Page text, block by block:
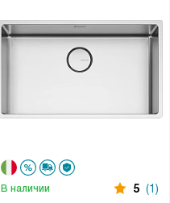
В наличии 5 (1)